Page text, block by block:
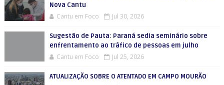
Nova Cantu
Cantu em Foco Jul 30, 2026
Sugestão de Pauta: Paraná sedia seminário sobre
enfrentamento ao tráfico de pessoas em julho
Cantu em Foco Jul 25, 2026
ATUALIZAÇÃO SOBRE O ATENTADO EM CAMPO MOURÃO